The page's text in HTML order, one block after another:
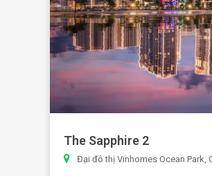
The Sapphire 2
Đại đô thị Vinhomes Ocean Park,